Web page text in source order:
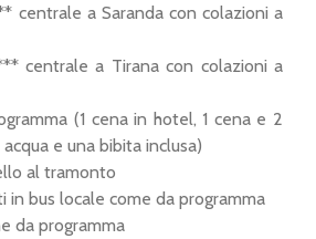
centrale a Saranda con colazioni a
centrale a Tirana con colazioni a
(1 cena in hotel, 1 cena e 2
e una bibita inclusa)
al tramonto
in bus locale come da programma
da programma